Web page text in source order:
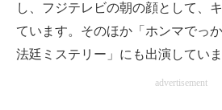
し、フジテレビの朝の顔として、
ています。そのほか「ホンマでっ
法廷ミステリー」にも出演していま
advertisement